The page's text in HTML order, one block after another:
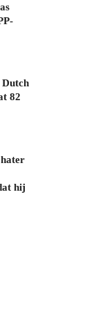
82
hij